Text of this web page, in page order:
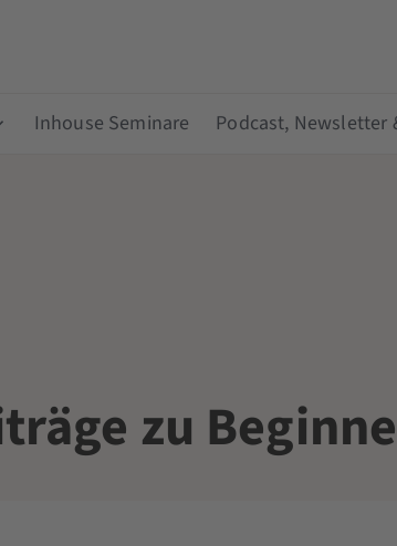
Inhouse Seminare Podcast, Newsletter
zu